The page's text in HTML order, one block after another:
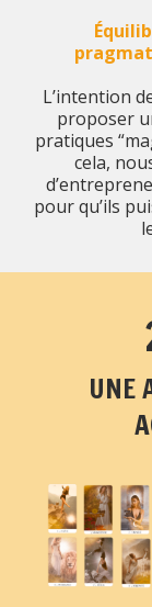
L’intention
proposer
pratiques
cela,
pour qu’ils
UNE